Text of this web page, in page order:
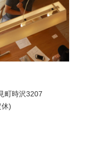
町時沢3207
)